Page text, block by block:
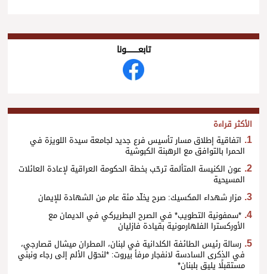
تابعــــــــــونا
الأكثر قراءة
اتفاقية إطلاق مسار تأسيس فرع جديد لجامعة سيدة اللويزة في
الحمرا بالتوافق مع الرهبنة الكبوشية
عون الكنيسة المتألمة ترحّب بخطة الحكومة العراقية لإعادة العائلات
المسيحية
مزار شهداء المكسيك: صرح يخلّد مئة عام من الشهادة للإيمان
*سمفونية التطويب* في الصرح البطريركي في الديمان مع
الأوركسترا الفلهارمونية بقيادة فازليان
رسالة رئيس الطائفة الكلدانية في لبنان، المطران ميشال قصارجي،
في الذكرى السادسة لانفجار مرفأ بيروت: *لنحوّل الألم إلى رجاء ونبني
مستقبلًا يليق بلبنان*